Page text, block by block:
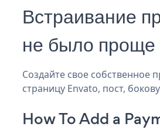
Встраивание
не было проще
Создайте свое собственное
страницу Envato, пост,
How To Add a